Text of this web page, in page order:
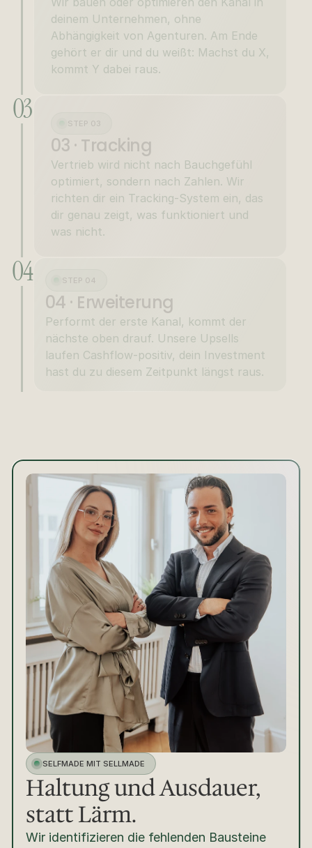
deinem Unternehmen, ohne
Abhängigkeit von Agenturen. Am Ende
gehört er dir und du weißt: Machst du X,
kommt Y dabei raus.
03 STEP 03
03 · Tracking
Vertrieb wird nicht nach Bauchgefühl
optimiert, sondern nach Zahlen. Wir
richten dir ein Tracking-System ein, das
dir genau zeigt, was funktioniert und
was nicht.
04 STEP 04
04 · Erweiterung
Performt der erste Kanal, kommt der
nächste oben drauf. Unsere Upsells
laufen Cashflow-positiv, dein Investment
hast du zu diesem Zeitpunkt längst raus.
SELFMADE MIT SELLMADE
Haltung und Ausdauer,
statt Lärm.
Wir identifizieren die fehlenden Bausteine